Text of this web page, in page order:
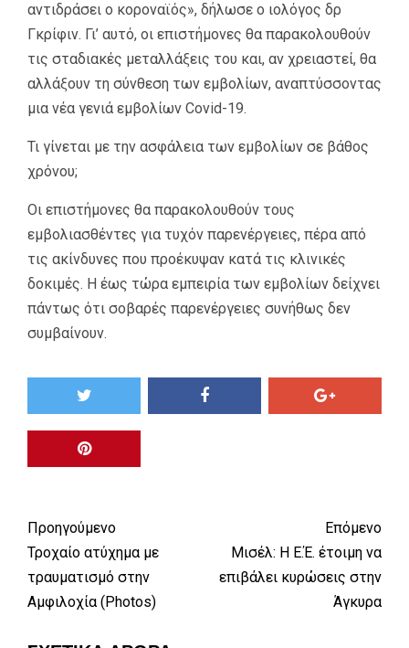
αντιδράσει ο κοροναϊός», δήλωσε ο ιολόγος δρ
Γκρίφιν. Γι’ αυτό, οι επιστήμονες θα παρακολουθούν
τις σταδιακές μεταλλάξεις του και, αν χρειαστεί, θα
αλλάξουν τη σύνθεση των εμβολίων, αναπτύσσοντας
μια νέα γενιά εμβολίων Covid-19.
Τι γίνεται με την ασφάλεια των εμβολίων σε βάθος
χρόνου;
Οι επιστήμονες θα παρακολουθούν τους
εμβολιασθέντες για τυχόν παρενέργειες, πέρα από
τις ακίνδυνες που προέκυψαν κατά τις κλινικές
δοκιμές. Η έως τώρα εμπειρία των εμβολίων δείχνει
πάντως ότι σοβαρές παρενέργειες συνήθως δεν
συμβαίνουν.
Προηγούμενο
Τροχαίο ατύχημα με
τραυματισμό στην
Αμφιλοχία (Photos)
Επόμενο
Μισέλ: H E.Έ. έτοιμη να
επιβάλει κυρώσεις στην
Άγκυρα